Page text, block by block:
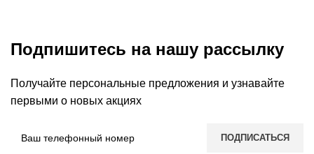
Подпишитесь на нашу рассылку
Получайте персональные предложения и узнавайте
первыми о новых акциях